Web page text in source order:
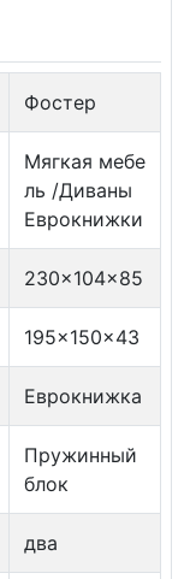
Фостер
Мягкая мебе
ль /Диваны
Еврокнижки
230x104x85
195x150x43
Еврокнижка
Пружинный
блок
два